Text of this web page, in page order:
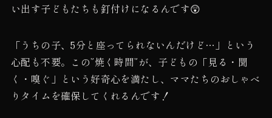
い出す子どもたちも釘付けになるんです😲
「うちの子、5分と座ってられないんだけど…」という
心配も不要。この”焼く時間”が、子どもの「見る・聞
く・嗅ぐ」という好奇心を満たし、ママたちのおしゃべ
りタイムを確保してくれるんです！